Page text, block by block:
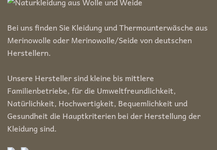
Bei uns finden Sie Kleidung und Thermounterwäsche aus
Merinowolle oder Merinowolle/Seide von deutschen
Herstellern.
Unsere Hersteller sind kleine bis mittlere
Familienbetriebe, für die Umweltfreundlichkeit,
Natürlichkeit, Hochwertigkeit, Bequemlichkeit und
Gesundheit die Hauptkriterien bei der Herstellung der
Kleidung sind.